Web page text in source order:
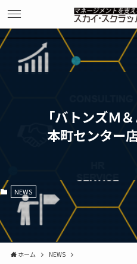
「バトンズＭ
本町センター
NEWS
ホーム NEWS